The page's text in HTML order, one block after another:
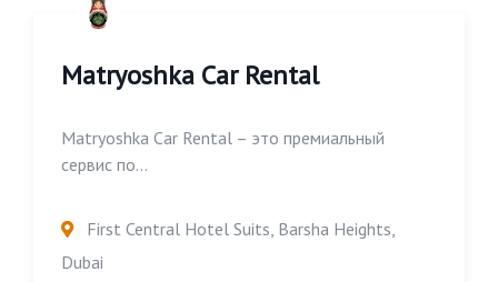
Matryoshka Car Rental
Matryoshka Car Rental – это премиальный
сервис по...
First Central Hotel Suits, Barsha Heights,
Dubai